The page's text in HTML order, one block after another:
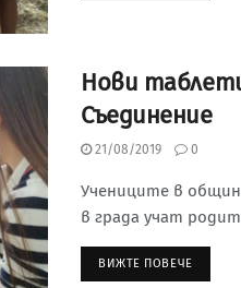
Нови
Съединение
21/08/2019 0
Учениците в
в града учат
ВИЖТЕ ПОВЕЧЕ